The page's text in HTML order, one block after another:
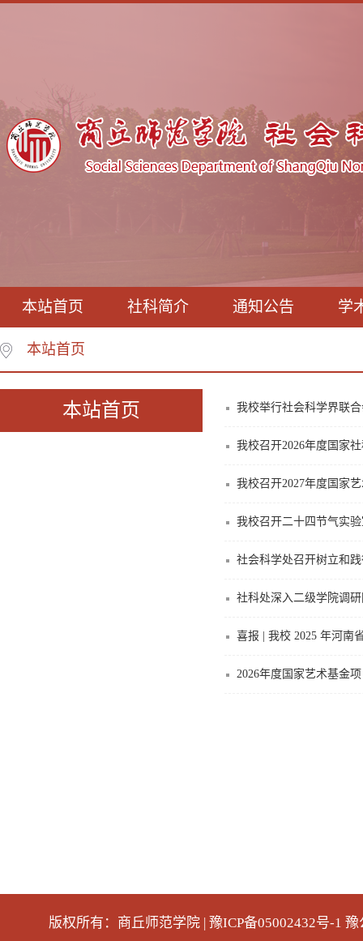
本站首页 社科简介 通知公告 学
本站首页
本站首页 我校举行社会科学界联
我校召开2026年度国家
我校召开2027年度国家
我校召开二十四节气实
社会科学处召开树立和
社科处深入二级学院调
喜报 | 我校 2025 年河南
2026年度国家艺术基金
版权所有：商丘师范学院 | 豫ICP备05002432号-1